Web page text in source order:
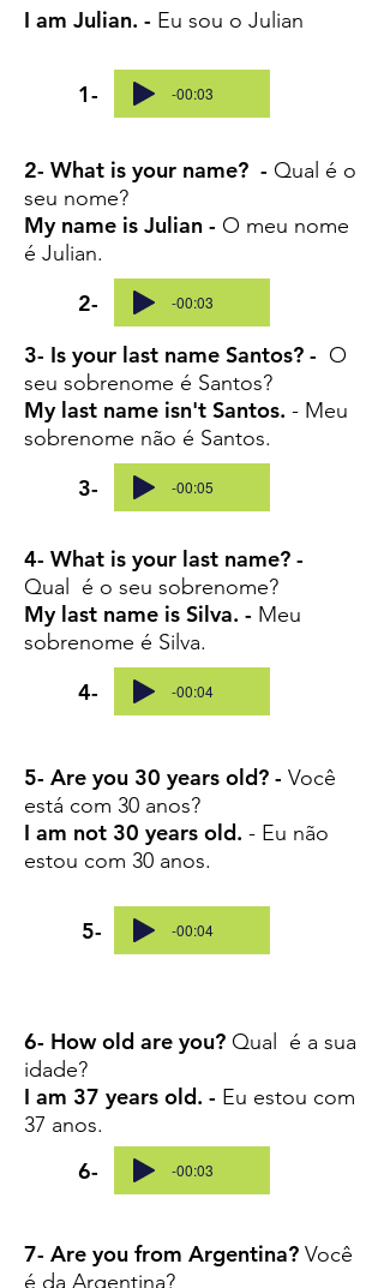
I am Julian. - Eu sou o Julian
-00:03
1-
2- What is your name? - Qual é o
seu nome?
My name is Julian - O meu nome
é Julian.
2- -00:03
3- Is your last name Santos? - O
seu sobrenome é Santos?
My last name isn't Santos. - Meu
sobrenome não é Santos.
3- -00:05
4- What is your last name? -
Qual é o seu sobrenome?
My last name is Silva. - Meu
sobrenome é Silva.
4- -00:04
5- Are you 30 years old? - Você
está com 30 anos?
I am not 30 years old. - Eu não
estou com 30 anos.
5- -00:04
6- How old are you? Qual é a sua
idade?
I am 37 years old. - Eu estou com
37 anos.
6- -00:03
7- Are you from Argentina? Você
é da Argentina?